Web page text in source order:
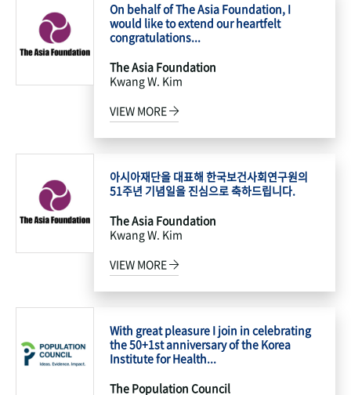
On behalf of The Asia Foundation, I
would like to extend our heartfelt
congratulations...
The Asia Foundation
Kwang W. Kim
VIEW MORE
아시아재단을 대표해 한국보건사회연구원의
51주년 기념일을 진심으로 축하드립니다.
The Asia Foundation
Kwang W. Kim
VIEW MORE
With great pleasure I join in celebrating
the 50+1st anniversary of the Korea
Institute for Health...
The Population Council